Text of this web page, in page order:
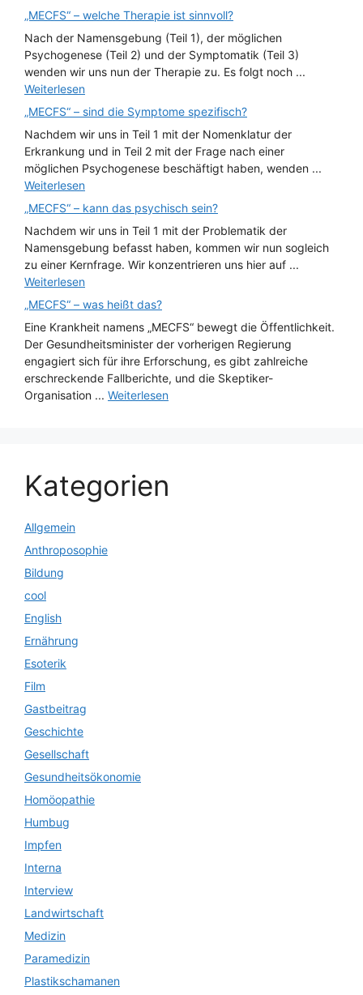
„MECFS“ – welche Therapie ist sinnvoll?
Nach der Namensgebung (Teil 1), der möglichen
Psychogenese (Teil 2) und der Symptomatik (Teil 3)
wenden wir uns nun der Therapie zu. Es folgt noch ...
Weiterlesen
„MECFS“ – sind die Symptome spezifisch?
Nachdem wir uns in Teil 1 mit der Nomenklatur der
Erkrankung und in Teil 2 mit der Frage nach einer
möglichen Psychogenese beschäftigt haben, wenden ...
Weiterlesen
„MECFS“ – kann das psychisch sein?
Nachdem wir uns in Teil 1 mit der Problematik der
Namensgebung befasst haben, kommen wir nun sogleich
zu einer Kernfrage. Wir konzentrieren uns hier auf ...
Weiterlesen
„MECFS“ – was heißt das?
Eine Krankheit namens „MECFS“ bewegt die Öffentlichkeit.
Der Gesundheitsminister der vorherigen Regierung
engagiert sich für ihre Erforschung, es gibt zahlreiche
erschreckende Fallberichte, und die Skeptiker-
Organisation ... Weiterlesen
Kategorien
Allgemein
Anthroposophie
Bildung
cool
English
Ernährung
Esoterik
Film
Gastbeitrag
Geschichte
Gesellschaft
Gesundheitsökonomie
Homöopathie
Humbug
Impfen
Interna
Interview
Landwirtschaft
Medizin
Paramedizin
Plastikschamanen